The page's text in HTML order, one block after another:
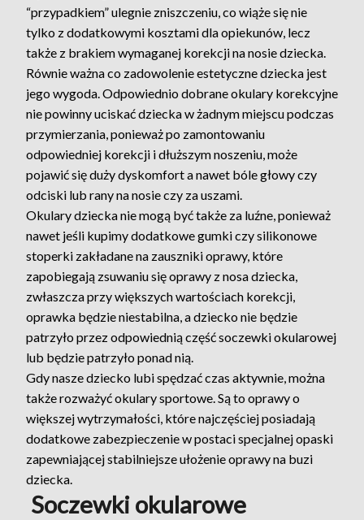
“przypadkiem” ulegnie zniszczeniu, co wiąże się nie
tylko z dodatkowymi kosztami dla opiekunów, lecz
także z brakiem wymaganej korekcji na nosie dziecka.
Równie ważna co zadowolenie estetyczne dziecka jest
jego wygoda. Odpowiednio dobrane okulary korekcyjne
nie powinny uciskać dziecka w żadnym miejscu podczas
przymierzania, ponieważ po zamontowaniu
odpowiedniej korekcji i dłuższym noszeniu, może
pojawić się duży dyskomfort a nawet bóle głowy czy
odciski lub rany na nosie czy za uszami.
Okulary dziecka nie mogą być także za luźne, ponieważ
nawet jeśli kupimy dodatkowe gumki czy silikonowe
stoperki zakładane na zauszniki oprawy, które
zapobiegają zsuwaniu się oprawy z nosa dziecka,
zwłaszcza przy większych wartościach korekcji,
oprawka będzie niestabilna, a dziecko nie będzie
patrzyło przez odpowiednią część soczewki okularowej
lub będzie patrzyło ponad nią.
Gdy nasze dziecko lubi spędzać czas aktywnie, można
także rozważyć okulary sportowe. Są to oprawy o
większej wytrzymałości, które najczęściej posiadają
dodatkowe zabezpieczenie w postaci specjalnej opaski
zapewniającej stabilniejsze ułożenie oprawy na buzi
dziecka.
Soczewki okularowe